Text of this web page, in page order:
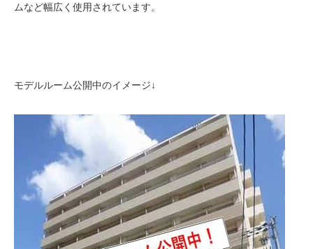
ムなど幅広く使用されています。
モデルルーム公開中のイメージ↓